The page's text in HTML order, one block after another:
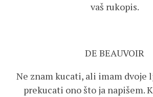
vaš rukopis.
DE BEAUVOIR
Ne znam kucati, ali imam dvoje
prekucati ono što ja napišem.